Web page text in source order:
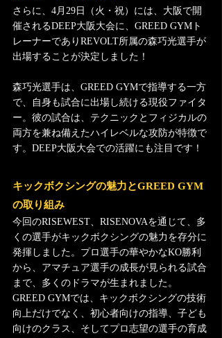
さらに、4月29日（火・祝）には、大阪で開
催されるDEEP大阪大会に、GREED GYMト
レーナーでありREVOLT所属の森巧光選手が
出場することが決定しました！
森巧光選手は、GREED GYMで指導する一方
で、自身も試合に出場し続ける現役ファイタ
ー。彼の試合は、テクニックとフィジカルの
両方を兼ね備えたハイレベルな攻防が特徴で
す。DEEP大阪大会での活躍にも注目です！
キックボクシングの魅力とGREED GYM
の取り組み
今回のRISEWEST、RISENOVAを通じて、多
くの選手がキックボクシングの魅力を存分に
発揮しました。プロ選手の華やかなKO勝利
から、アマチュア選手の成長が見られる試合
まで、多くのドラマが生まれました。
GREED GYMでは、キックボクシングの技術
向上だけでなく、初心者向けの指導、子ども
向けのクラス、そしてプロ志望の選手の育成